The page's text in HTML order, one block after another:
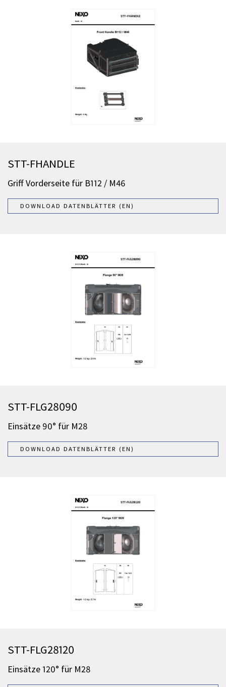
STT-FHANDLE
Griff Vorderseite für B112 / M46
DOWNLOAD DATENBLÄTTER (EN)
STT-FLG28090
Einsätze 90° für M28
DOWNLOAD DATENBLÄTTER (EN)
STT-FLG28120
Einsätze 120° für M28